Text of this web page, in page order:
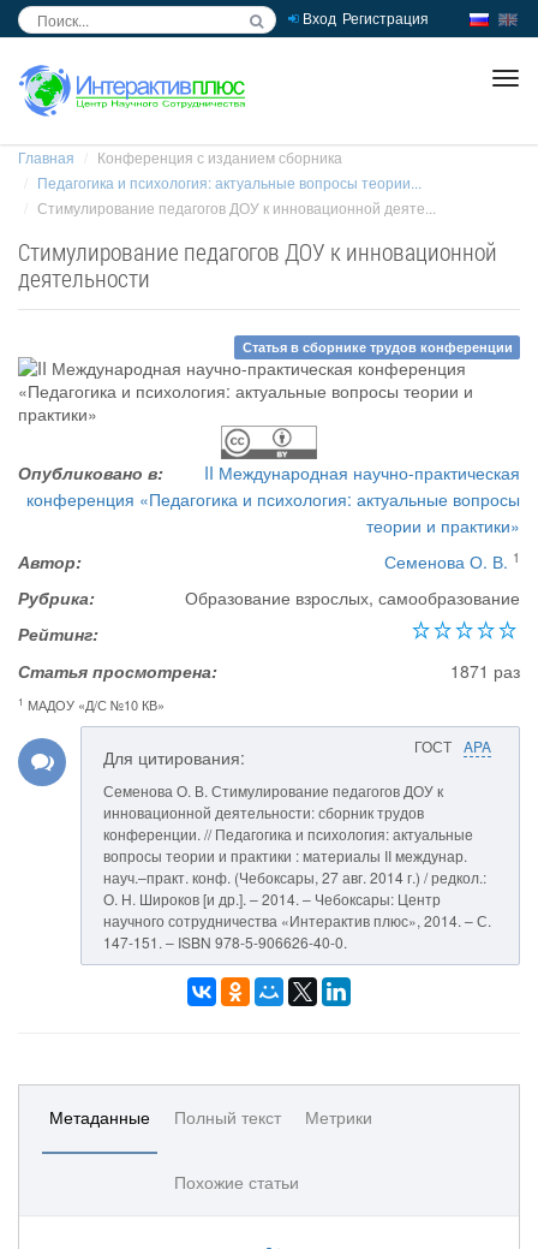
Вход Регистрация
Главная
Конференция с изданием сборника
Педагогика и психология: актуальные вопросы теории...
Стимулирование педагогов ДОУ к инновационной деяте...
Стимулирование педагогов ДОУ к инновационной
деятельности
Статья в сборнике трудов конференции
Опубликовано в:
II Международная научно-практическая
конференция «Педагогика и психология: актуальные вопросы
теории и практики»
Автор:
Семенова О. В. 1
Рубрика:
Образование взрослых, самообразование
Рейтинг:
Статья просмотрена:
1871 раз
1 МАДОУ «Д/С №10 КВ»
ГОСТ APA
Для цитирования:
Семенова О. В. Стимулирование педагогов ДОУ к
инновационной деятельности: сборник трудов
конференции. // Педагогика и психология: актуальные
вопросы теории и практики : материалы II междунар.
науч.–практ. конф. (Чебоксары, 27 авг. 2014 г.) / редкол.:
О. Н. Широков [и др.]. – 2014. – Чебоксары: Центр
научного сотрудничества «Интерактив плюс», 2014. – С.
147-151. – ISBN 978-5-906626-40-0.
Метаданные Полный текст Метрики
Похожие статьи